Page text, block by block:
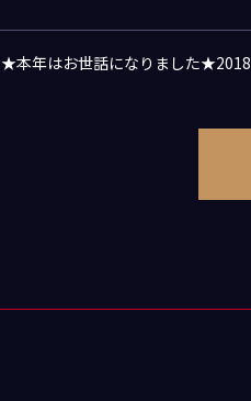
★本年はお世話になりました★2018